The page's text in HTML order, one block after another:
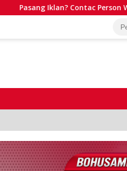
Pasang Iklan? Contac Person WA: